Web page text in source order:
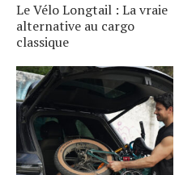
Le Vélo Longtail : La vraie
alternative au cargo
classique